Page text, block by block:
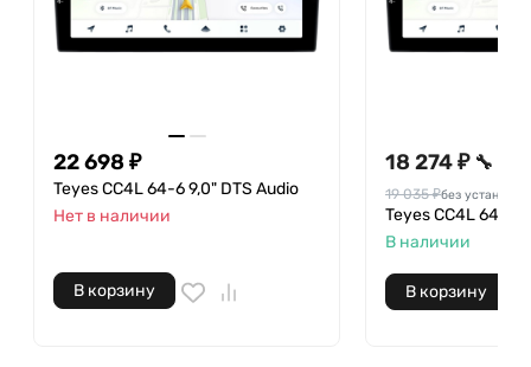
22 698 ₽
Teyes CC4L 64-6 9,0" DTS Audio
Нет в наличии
В корзину
18 274 ₽ 🔧
19 035 ₽без установки
Teyes CC4L 64-4
В наличии
В корзину